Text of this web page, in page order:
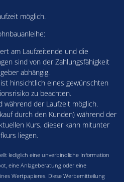
möglich.
am Laufzeitende und die
sind von der Zahlungsfähigkeit
abhängig.
hinsichtlich eines gewünschten
zu beachten.
während der Laufzeit möglich.
durch den Kunden) während der
Kurs, dieser kann mitunter
liegen.
lediglich eine unverbindliche Information
eine Anlageberatung oder eine
Wertpapieres. Diese Werbemitteilung